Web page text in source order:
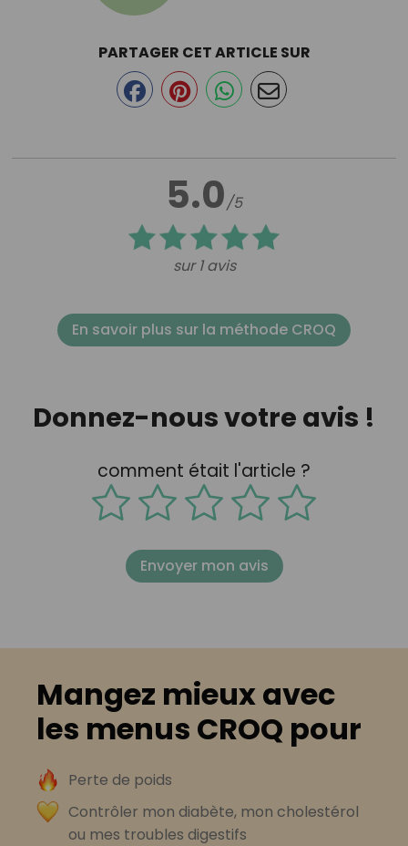
5.0/5
sur 1 avis
PARTAGER CET ARTICLE SUR
En savoir plus sur la méthode CROQ
Donnez-nous votre avis !
comment était l'article ?
Envoyer mon avis
Mangez mieux avec
les menus CROQ pour
Perte de poids
Contrôler mon diabète, mon cholestérol
ou mes troubles digestifs